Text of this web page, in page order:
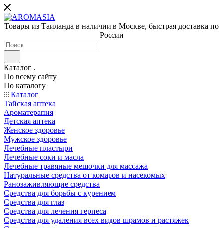
Товары из Таиланда в наличии в Москве, быстрая доставка по
России
Каталог
По всему сайту
По каталогу
Каталог
Тайская аптека
Ароматерапия
Детская аптека
Женское здоровье
Мужское здоровье
Лечебные пластыри
Лечебные соки и масла
Лечебные травяные мешочки для массажа
Натуральные средства от комаров и насекомых
Ранозаживляющие средства
Средства для борьбы с курением
Средства для глаз
Средства для лечения герпеса
Средства для удаления всех видов шрамов и растяжек